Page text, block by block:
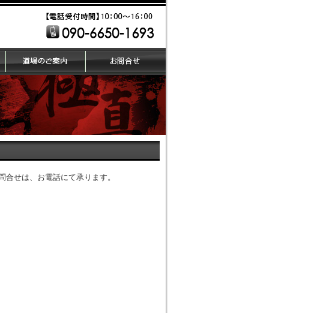
せは、お電話にて承ります。